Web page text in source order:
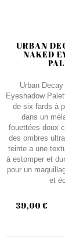
URBAN
NAKED
Urban
Eyeshadow
de six fards à
dans un
fouettées doux
des ombres
teinte a une
à estomper et
pour un
et
39,00 €